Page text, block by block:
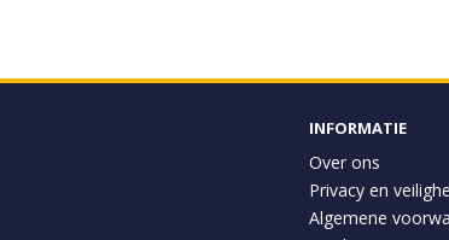
INFORMATIE
Over ons
Privacy en
Algemene